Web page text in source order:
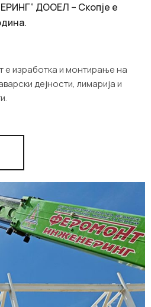
ДООЕЛ – Скопје е
е изработка и монтирање на
дејности, лимарија и